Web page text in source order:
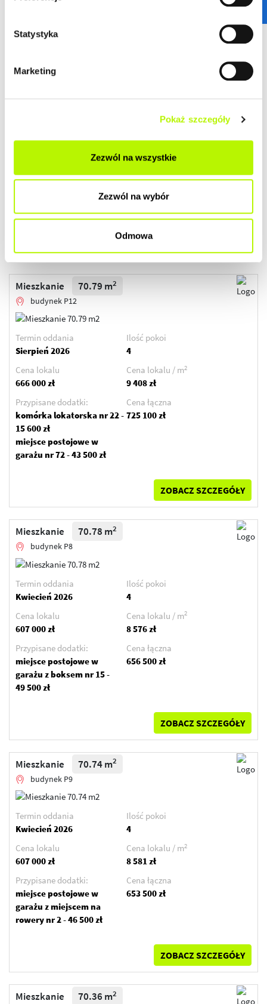
Statystyka
Marketing
Pokaż szczegóły
Zezwól na wszystkie
Zezwól na wybór
Odmowa
budynek P10
Cena lokalu
Cena lokalu / m
miejsce postojowe w
garażu z boksem nr 66a -
46 500 zł
653 500 zł
Mieszkanie 70.79 m2
budynek P12
Termin oddania
Sierpień 2026
Ilość pokoi
4
Cena lokalu
666 000 zł
Cena lokalu / m2
9 408 zł
Przypisane dodatki:
komórka lokatorska nr 22 -
15 600 zł
miejsce postojowe w
garażu nr 72 - 43 500 zł
Cena łączna
725 100 zł
ZOBACZ SZCZEGÓŁY
Mieszkanie 70.78 m2
budynek P8
Termin oddania
Kwiecień 2026
Ilość pokoi
4
Cena lokalu
607 000 zł
Cena lokalu / m2
8 576 zł
Przypisane dodatki:
miejsce postojowe w
garażu z boksem nr 15 -
49 500 zł
Cena łączna
656 500 zł
ZOBACZ SZCZEGÓŁY
Mieszkanie 70.74 m2
budynek P9
Termin oddania
Kwiecień 2026
Ilość pokoi
4
Cena lokalu
607 000 zł
Cena lokalu / m2
8 581 zł
Przypisane dodatki:
miejsce postojowe w
garażu z miejscem na
rowery nr 2 - 46 500 zł
Cena łączna
653 500 zł
ZOBACZ SZCZEGÓŁY
Mieszkanie 70.36 m2